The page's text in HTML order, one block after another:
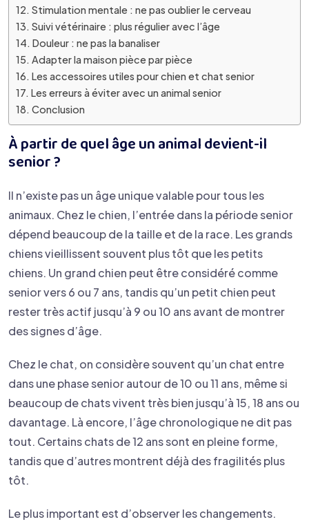
Stimulation mentale : ne pas oublier le cerveau
Suivi vétérinaire : plus régulier avec l’âge
Douleur : ne pas la banaliser
Adapter la maison pièce par pièce
Les accessoires utiles pour chien et chat senior
Les erreurs à éviter avec un animal senior
Conclusion
À partir de quel âge un animal devient-il
senior ?
Il n’existe pas un âge unique valable pour tous les
animaux. Chez le chien, l’entrée dans la période senior
dépend beaucoup de la taille et de la race. Les grands
chiens vieillissent souvent plus tôt que les petits
chiens. Un grand chien peut être considéré comme
senior vers 6 ou 7 ans, tandis qu’un petit chien peut
rester très actif jusqu’à 9 ou 10 ans avant de montrer
des signes d’âge.
Chez le chat, on considère souvent qu’un chat entre
dans une phase senior autour de 10 ou 11 ans, même si
beaucoup de chats vivent très bien jusqu’à 15, 18 ans ou
davantage. Là encore, l’âge chronologique ne dit pas
tout. Certains chats de 12 ans sont en pleine forme,
tandis que d’autres montrent déjà des fragilités plus
tôt.
Le plus important est d’observer les changements.